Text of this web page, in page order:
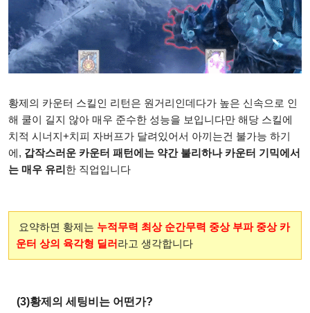
황제의 카운터 스킬인 리턴은 원거리인데다가 높은 신속으로 인
해 쿨이 길지 않아 매우 준수한 성능을 보입니다만 해당 스킬에
치적 시너지+치피 자버프가 달려있어서 아끼는건 불가능 하기
에, 갑작스러운 카운터 패턴에는 약간 불리하나 카운터 기믹에서
는 매우 유리한 직업입니다
요약하면 황제는 누적무력 최상 순간무력 중상 부파 중상 카
운터 상의 육각형 딜러라고 생각합니다
(3)황제의 세팅비는 어떤가?